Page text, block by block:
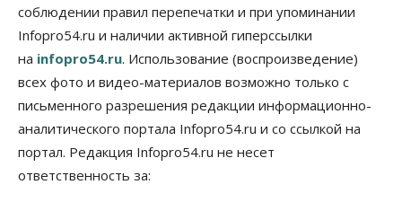
Власть Город Общество
Еще одна остановка «городской электрички»
появится в Новосибирске
09 Августа 2026, 12:00
Общество
Места в колледжах Новосибирска будут
«бронировать» со школы
09 Августа 2026, 11:00
соблюдении правил перепечатки и при упоминании
Infopro54.ru и наличии активной гиперссылки
на infopro54.ru. Использование (воспроизведение)
всех фото и видео-материалов возможно только с
письменного разрешения редакции информационно-
аналитического портала Infopro54.ru и со ссылкой на
портал. Редакция Infopro54.ru не несет
ответственность за: